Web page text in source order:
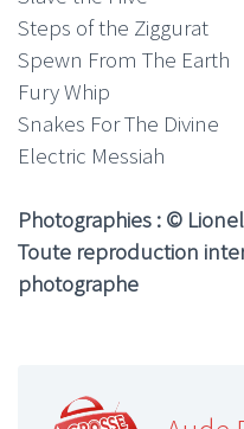
Steps of the Ziggurat
Spewn From The Earth
Fury Whip
Snakes For The Divine
Electric Messiah
Photographies : ©
Toute reproduction
photographe